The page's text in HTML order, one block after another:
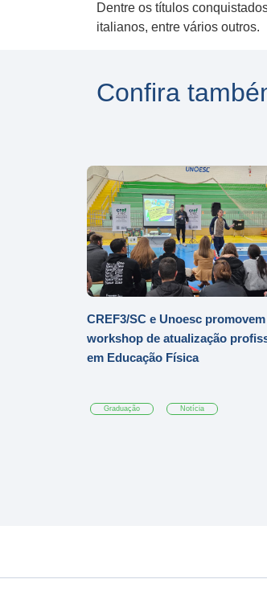
Dentre os títulos
italianos, entre vários outros.
Confira
CREF3/SC e Unoesc promovem
workshop de atualização
em Educação Física
Graduação Notícia